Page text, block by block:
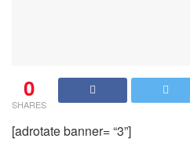
0
SHARES
[adrotate banner= “3”]